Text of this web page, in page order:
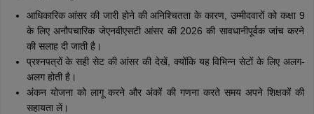
आधिकारिक आंसर की जारी होने की अनिश्चितता के कारण, उम्मीदवारों को कक्षा 9
के लिए अनौपचारिक जेएनवीएसटी आंसर की 2026 की सावधानीपूर्वक जांच करने
की सलाह दी जाती है।
प्रश्नपत्रों के सही सेट की आंसर की देखें, क्योंकि यह विभिन्न सेटों के लिए अलग-
अलग होती है।
अंकन योजना को लागू करने और अंकों की गणना करते समय अपने शिक्षकों की
सहायता लें।